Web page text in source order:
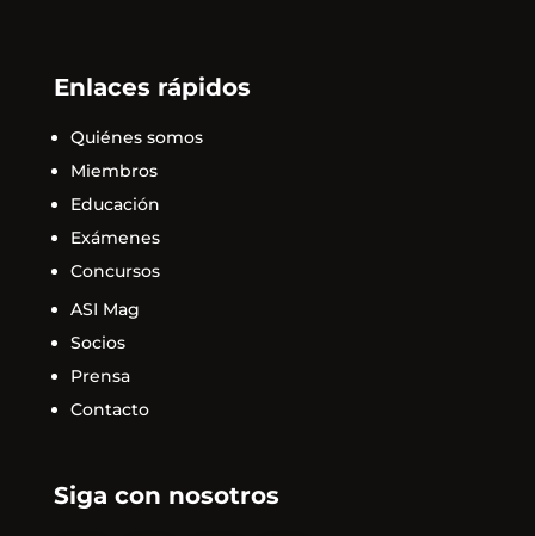
Enlaces rápidos
Quiénes somos
Miembros
Educación
Exámenes
Concursos
ASI Mag
Socios
Prensa
Contacto
Siga con nosotros